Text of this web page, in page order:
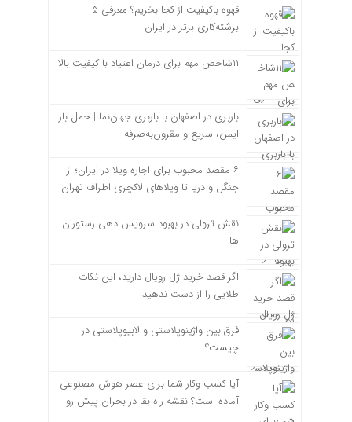
قهوه باکیفیت از کجا بخریم؟ معرفی ۵
برشته‌کاری برتر در ایران
۱۱شاخص مهم برای درمان اعتیاد با کیفیت بالا
باربری در اصفهان با باربری جهان‌نما | حمل بار
ایمن، سریع و مقرون‌به‌صرفه
۶ مقصد محبوب برای اجاره ویلا در ایران؛ از
جنگل و دریا تا ویلاهای لاکچری اطراف تهران
نقش ترولی در بهبود سرویس دهی رستوران
ها
اگر قصد خرید ژل رویال دارید، این نکات
طلایی را از دست ندهید!
فرق بین واژینوپلاستی و لابیوپلاستی در
چیست؟
آیا کسب وکار شما برای عصر هوش مصنوعی
آماده است؟ نقشه راه بقا در بحران پیش رو